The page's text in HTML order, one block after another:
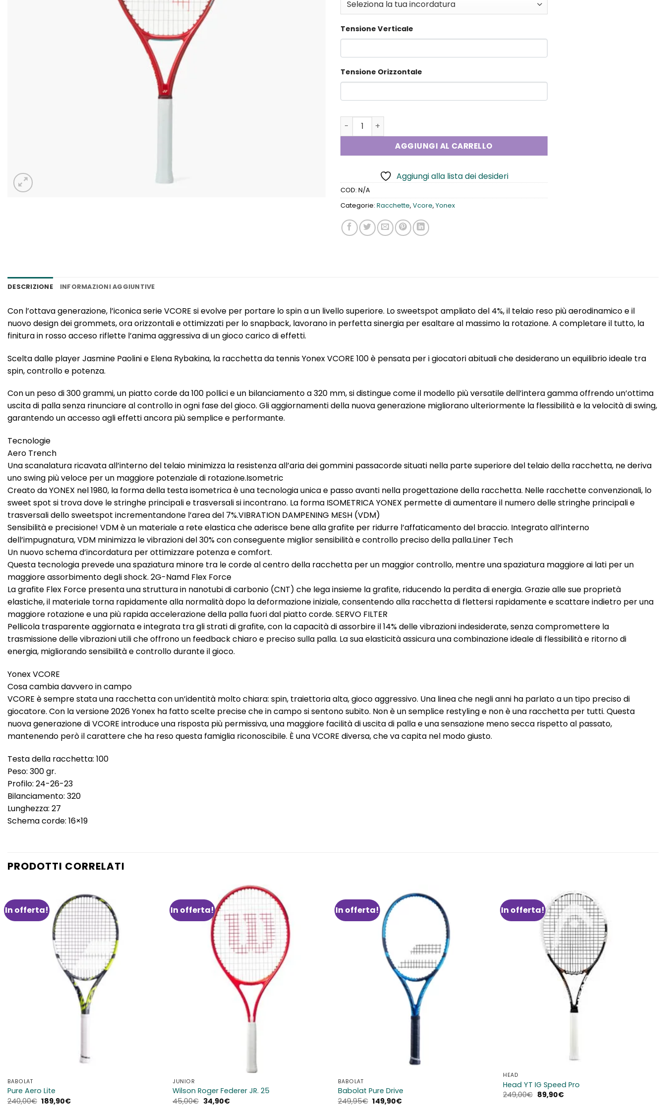
Tensione Verticale
Tensione Orizzontale
Yonex V Core 100 quantità
AGGIUNGI AL CARRELLO
Aggiungi alla lista dei desideri
COD: N/A
Categorie: Racchette, Vcore, Yonex
DESCRIZIONE INFORMAZIONI AGGIUNTIVE
Con l’ottava generazione, l’iconica serie VCORE si evolve per portare lo spin a un livello superiore. Lo sweetspot ampliato del 4%, il telaio reso più aerodinamico e il
nuovo design dei grommets, ora orizzontali e ottimizzati per lo snapback, lavorano in perfetta sinergia per esaltare al massimo la rotazione. A completare il tutto, la
finitura in rosso acceso riflette l’anima aggressiva di un gioco carico di effetti.
Scelta dalle player Jasmine Paolini e Elena Rybakina, la racchetta da tennis Yonex VCORE 100 è pensata per i giocatori abituali che desiderano un equilibrio ideale tra
spin, controllo e potenza.
Con un peso di 300 grammi, un piatto corde da 100 pollici e un bilanciamento a 320 mm, si distingue come il modello più versatile dell’intera gamma offrendo un’ottima
uscita di palla senza rinunciare al controllo in ogni fase del gioco. Gli aggiornamenti della nuova generazione migliorano ulteriormente la flessibilità e la velocità di swing,
garantendo un accesso agli effetti ancora più semplice e performante.
Tecnologie
Aero Trench
Una scanalatura ricavata all’interno del telaio minimizza la resistenza all’aria dei gommini passacorde situati nella parte superiore del telaio della racchetta, ne deriva
uno swing più veloce per un maggiore potenziale di rotazione.Isometric
Creato da YONEX nel 1980, la forma della testa isometrica è una tecnologia unica e passo avanti nella progettazione della racchetta. Nelle racchette convenzionali, lo
sweet spot si trova dove le stringhe principali e trasversali si incontrano. La forma ISOMETRICA YONEX permette di aumentare il numero delle stringhe principali e
trasversali dello sweetspot incrementandone l’area del 7%.VIBRATION DAMPENING MESH (VDM)
Sensibilità e precisione! VDM è un materiale a rete elastica che aderisce bene alla grafite per ridurre l’affaticamento del braccio. Integrato all’interno
dell’impugnatura, VDM minimizza le vibrazioni del 30% con conseguente miglior sensibilità e controllo preciso della palla.Liner Tech
Un nuovo schema d’incordatura per ottimizzare potenza e comfort.
Questa tecnologia prevede una spaziatura minore tra le corde al centro della racchetta per un maggior controllo, mentre una spaziatura maggiore ai lati per un
maggiore assorbimento degli shock. 2G-Namd Flex Force
La grafite Flex Force presenta una struttura in nanotubi di carbonio (CNT) che lega insieme la grafite, riducendo la perdita di energia. Grazie alle sue proprietà
elastiche, il materiale torna rapidamente alla normalità dopo la deformazione iniziale, consentendo alla racchetta di flettersi rapidamente e scattare indietro per una
maggiore rotazione e una più rapida accelerazione della palla fuori dal piatto corde. SERVO FILTER
Pellicola trasparente aggiornata e integrata tra gli strati di grafite, con la capacità di assorbire il 14% delle vibrazioni indesiderate, senza compromettere la
trasmissione delle vibrazioni utili che offrono un feedback chiaro e preciso sulla palla. La sua elasticità assicura una combinazione ideale di flessibilità e ritorno di
energia, migliorando sensibilità e controllo durante il gioco.
Yonex VCORE
Cosa cambia davvero in campo
VCORE è sempre stata una racchetta con un’identità molto chiara: spin, traiettoria alta, gioco aggressivo. Una linea che negli anni ha parlato a un tipo preciso di
giocatore. Con la versione 2026 Yonex ha fatto scelte precise che in campo si sentono subito. Non è un semplice restyling e non è una racchetta per tutti. Questa
nuova generazione di VCORE introduce una risposta più permissiva, una maggiore facilità di uscita di palla e una sensazione meno secca rispetto al passato,
mantenendo però il carattere che ha reso questa famiglia riconoscibile. È una VCORE diversa, che va capita nel modo giusto.
Testa della racchetta: 100
Peso: 300 gr.
Profilo: 24-26-23
Bilanciamento: 320
Lunghezza: 27
Schema corde: 16×19
PRODOTTI CORRELATI
In offerta!
BABOLAT
Pure Aero Lite
240,00€ Il
prezzo
189,90€Il
In offerta!
JUNIOR
Wilson Roger Federer JR. 25
45,00€ Il
prezzo
34,90€Il
In offerta!
BABOLAT
Babolat Pure Drive
249,95€ Il
prezzo
149,90€Il
In offerta!
HEAD
Head YT IG Speed Pro
249,00€ Il
prezzo
89,90€Il